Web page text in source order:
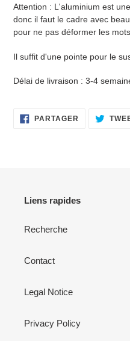
Attention : L'aluminium est
donc il faut le cadre avec
pour ne pas déformer les
Il suffit d'une pointe pour le
Délai de livraison : 3-4
PARTAGER PARTAGER
SUR
Liens rapides
Recherche
Contact
Legal Notice
Privacy Policy